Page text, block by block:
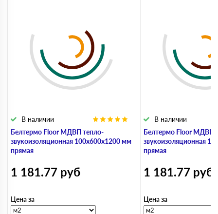
Белтермо Floor МДВП тепло-
звукоизоляционная 100х600х1200 мм
прямая
В наличии
1 181.77 руб
Цена за
Белтермо Floor МДВП
звукоизоляционная
прямая
В наличии
1 181.77 руб
Цена за